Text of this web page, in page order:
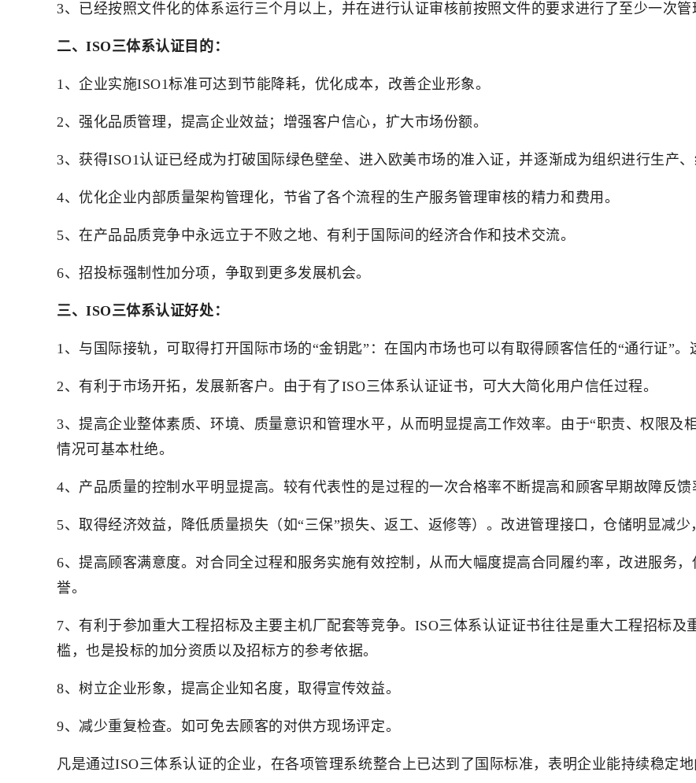
3、已经按照文件化的体系运行三个月以上，并在进行认证审核前按照文件的要求进行了至少一次管
二、ISO三体系认证目的：
1、企业实施ISO1标准可达到节能降耗，优化成本，改善企业形象。
2、强化品质管理，提高企业效益；增强客户信心，扩大市场份额。
3、获得ISO1认证已经成为打破国际绿色壁垒、进入欧美市场的准入证，并逐渐成为组织进行生产
4、优化企业内部质量架构管理化，节省了各个流程的生产服务管理审核的精力和费用。
5、在产品品质竞争中永远立于不败之地、有利于国际间的经济合作和技术交流。
6、招投标强制性加分项，争取到更多发展机会。
三、ISO三体系认证好处：
1、与国际接轨，可取得打开国际市场的“金钥匙”：在国内市场也可以有取得顾客信任的“通行证”。
2、有利于市场开拓，发展新客户。由于有了ISO三体系认证证书，可大大简化用户信任过程。
3、提高企业整体素质、环境、质量意识和管理水平，从而明显提高工作效率。由于“职责、权限及
情况可基本杜绝。
4、产品质量的控制水平明显提高。较有代表性的是过程的一次合格率不断提高和顾客早期故障反馈
5、取得经济效益，降低质量损失（如“三保”损失、返工、返修等）。改进管理接口，仓储明显减少
6、提高顾客满意度。对合同全过程和服务实施有效控制，从而大幅度提高合同履约率，改进服务
誉。
7、有利于参加重大工程招标及主要主机厂配套等竞争。ISO三体系认证证书往往是重大工程招标及
槛，也是投标的加分资质以及招标方的参考依据。
8、树立企业形象，提高企业知名度，取得宣传效益。
9、减少重复检查。如可免去顾客的对供方现场评定。
凡是通过ISO三体系认证的企业，在各项管理系统整合上已达到了国际标准，表明企业能持续稳定